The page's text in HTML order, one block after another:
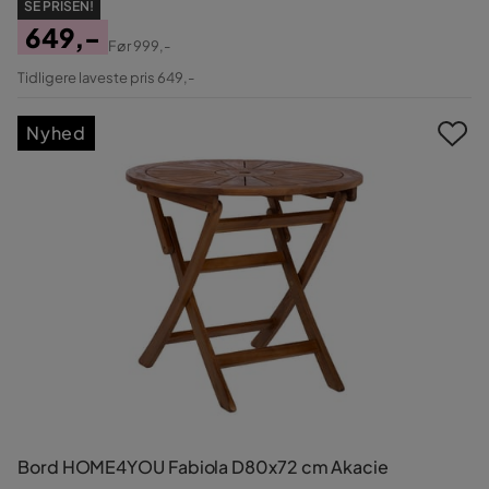
SE PRISEN!
Pris
649,-
Original
Før999,-
Tidligere laveste pris 649,-
Bord HOME4YOU Fabiola D80x72 cm Akacie
Nyhed